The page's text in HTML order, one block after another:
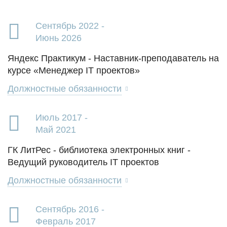
Сентябрь 2022 -
Июнь 2026
Яндекс Практикум - Наставник-преподаватель на
курсе «Менеджер IT проектов»
Должностные обязанности
Июль 2017 -
Май 2021
ГК ЛитРес - библиотека электронных книг -
Ведущий руководитель IT проектов
Должностные обязанности
Сентябрь 2016 -
Февраль 2017